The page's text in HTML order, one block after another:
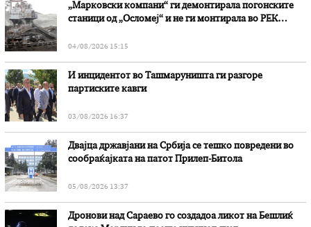
„Марковски компани“ ги демонтирала погонските
станици од „Осломеј“ и не ги монтирала во РЕК
04/08/2026 15:15
И инцидентот во Ташмаруништa ги разгоре
партиските кавги
03/08/2026 16:37
Двајца државјани на Србија се тешко повредени во
сообраќајката на патот Прилеп-Битола
05/08/2026 13:37
Дронови над Сараево го создадоа ликот на Бешлиќ